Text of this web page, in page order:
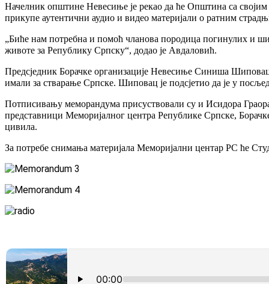
Начелник општине Невесиње је рекао да ће Општина са
прикупе аутентични аудио и видео материјали о ратним
„Биће нам потребна и помоћ чланова породица погинулих и
животе за Републику Српску“, додао је Авдаловић.
Предсједник Борачке организације Невесиње Синиша Шиповац
имали за стварање Српске. Шиповац је подсјетио да је у
Потписивању меморандума присуствовали су и Исидора
представници Меморијалног центра Републике Српске,
цивила.
За потребе снимања материјала Меморијални центар РС ће